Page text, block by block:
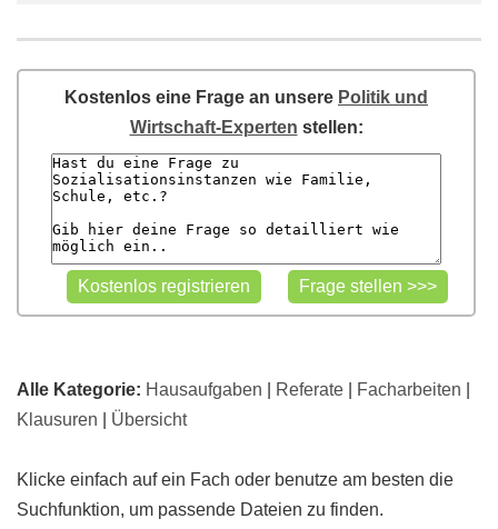
Kostenlos eine Frage an unsere Politik und
Wirtschaft-Experten stellen:
Alle Kategorie: Hausaufgaben Referate Facharbeiten
Klausuren
Übersicht
Klicke einfach auf ein Fach oder benutze am besten die
Suchfunktion, um passende Dateien zu finden.